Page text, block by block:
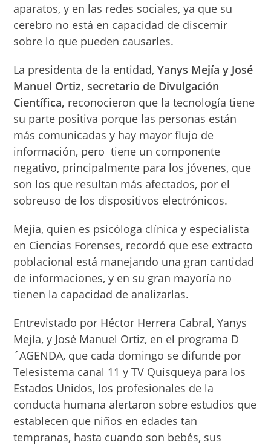
aparatos, y en las redes sociales, ya que su
cerebro no está en capacidad de discernir
sobre lo que pueden causarles.
La presidenta de la entidad, Yanys Mejía y José
Manuel Ortiz, secretario de Divulgación
Científica, reconocieron que la tecnología tiene
su parte positiva porque las personas están
más comunicadas y hay mayor flujo de
información, pero tiene un componente
negativo, principalmente para los jóvenes, que
son los que resultan más afectados, por el
sobreuso de los dispositivos electrónicos.
Mejía, quien es psicóloga clínica y especialista
en Ciencias Forenses, recordó que ese extracto
poblacional está manejando una gran cantidad
de informaciones, y en su gran mayoría no
tienen la capacidad de analizarlas.
Entrevistado por Héctor Herrera Cabral, Yanys
Mejía, y José Manuel Ortiz, en el programa D
´AGENDA, que cada domingo se difunde por
Telesistema canal 11 y TV Quisqueya para los
Estados Unidos, los profesionales de la
conducta humana alertaron sobre estudios que
establecen que niños en edades tan
tempranas, hasta cuando son bebés, sus